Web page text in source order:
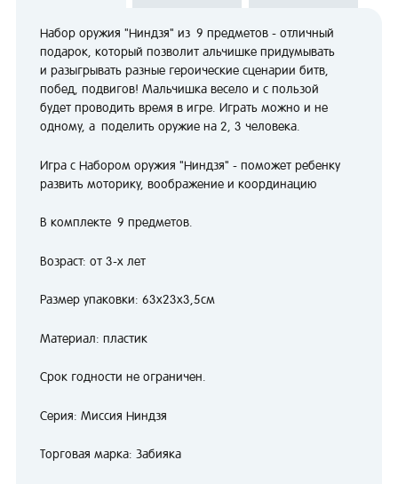
Набор оружия "Ниндзя" из 9 предметов - отличный
подарок, который позволит альчишке придумывать
и разыгрывать разные героические сценарии битв,
побед, подвигов! Мальчишка весело и с пользой
будет проводить время в игре. Играть можно и не
одному, а поделить оружие на 2, 3 человека.
Игра с Набором оружия "Ниндзя" - поможет ребенку
развить моторику, воображение и координацию
В комплекте 9 предметов.
Возраст: от 3-х лет
Размер упаковки: 63х23х3,5см
Материал: пластик
Срок годности не ограничен.
Серия: Миссия Ниндзя
Торговая марка: Забияка